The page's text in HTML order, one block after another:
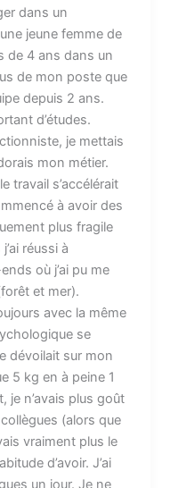
dans un
jeune femme de
de 4 ans dans un
de mon poste que
depuis 2 ans.
d’études.
je mettais
mon métier.
travail s’accélérait
à avoir des
plus fragile
réussi à
où j’ai pu me
et mer).
avec la même
se
dévoilait sur mon
5 kg en à peine 1
je n’avais plus goût
(alors que
vraiment plus le
d’avoir. J’ai
un jour. Je ne